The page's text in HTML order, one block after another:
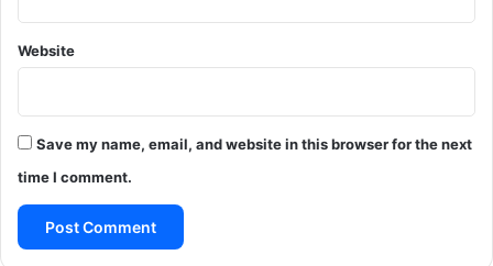
Website
Save my name, email, and website in this browser for the next
time I comment.